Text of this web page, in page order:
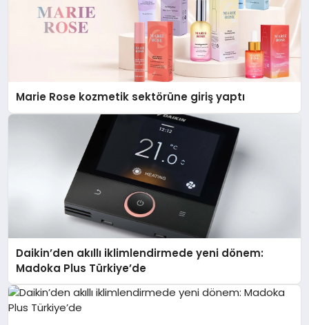
Marie Rose kozmetik sektörüne giriş yaptı
Daikin’den akıllı iklimlendirmede yeni dönem:
Madoka Plus Türkiye’de